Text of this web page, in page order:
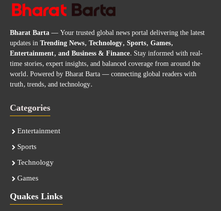
Bharat Barta— Your trusted global news portal delivering the latest
updates inTrending News, Technology, Sports, Games,
Entertainment, and Business & Finance. Stay informed with real-
time stories, expert insights, and balanced coverage from around the
world. Powered by Bharat Barta — connecting global readers with
truth, trends, and technology.
Categories
Entertainment
Sports
Technology
Games
Quakes Links